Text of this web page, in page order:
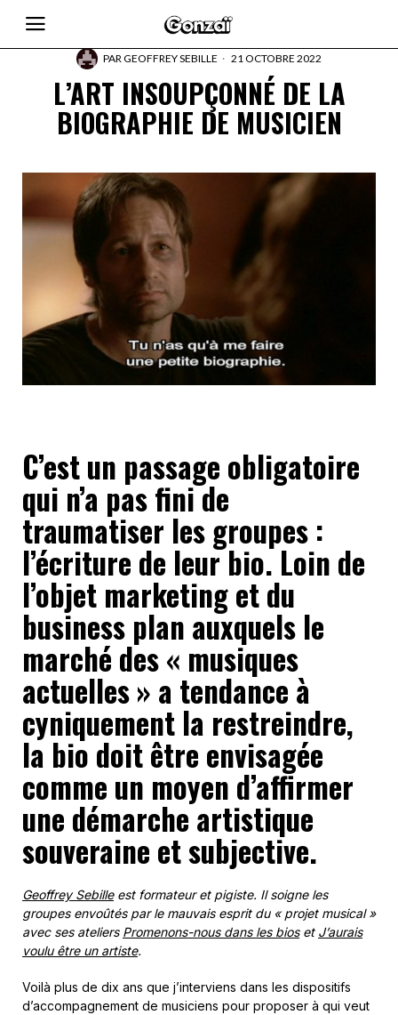
PARGEOFFREY SEBILLE 21 OCTOBRE 2022
L’ART INSOUPÇONNÉ DE LA
BIOGRAPHIE DE MUSICIEN
C’est un passage obligatoire
qui n’a pas fini de
traumatiser les groupes :
l’écriture de leur bio. Loin de
l’objet marketing et du
business plan auxquels le
marché des « musiques
actuelles » a tendance à
cyniquement la restreindre,
la bio doit être envisagée
comme un moyen d’affirmer
une démarche artistique
souveraine et subjective.
Geoffrey Sebilleest formateur et pigiste. Il soigne les
groupes envoûtés par le mauvais esprit du « projet musical »
avec ses ateliers Promenons-nous dans les bioset J’aurais
voulu être un artiste.
Voilà plus de dix ans que j’interviens dans les dispositifs
d’accompagnement de musiciens pour proposer à qui veut